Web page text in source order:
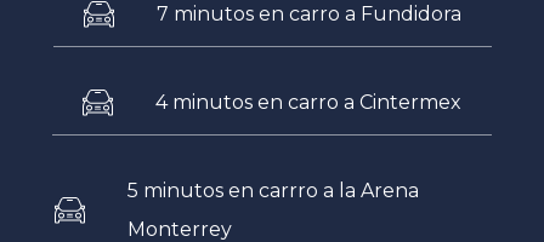
7 minutos en carro a Fundidora
4 minutos en carro a Cintermex
5 minutos en carrro a la Arena
Monterrey